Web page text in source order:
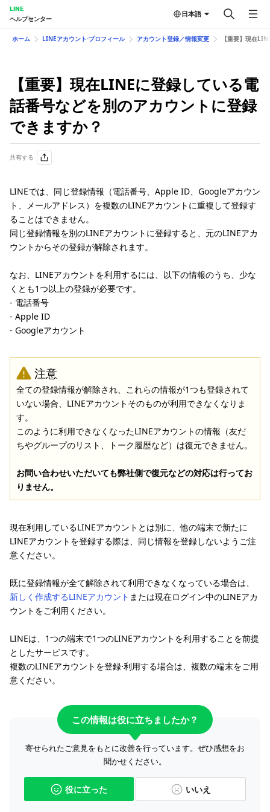
LINE
ヘルプセンター
日本語
ホーム LINEアカウント⋅プロフィール アカウント登録／情報変更 【重要】現在
【重要】現在LINEに登録している電
話番号などを別のアカウントに登録
できますか？
共有する
LINEでは、同じ登録情報（電話番号、Apple ID、Googleアカウン
ト、メールアドレス）を複数のLINEアカウントに重複して登録す
ることはできません。
同じ登録情報を別のLINEアカウントに登録すると、元のLINEアカ
ウントからその登録が解除されます。
なお、LINEアカウントを利用するには、以下の情報のうち、少な
くとも1つ以上の登録が必要です。
- 電話番号
- Apple ID
- Googleアカウント
注意
全ての登録情報が解除され、これらの情報が1つも登録されて
いない場合、LINEアカウントそのものが利用できなくなりま
す。
このように利用できなくなったLINEアカウントの情報（友だ
ちやグループのリスト、トーク履歴など）は復元できません。
お問い合わせいただいても弊社側で復元などの対応は行ってお
りません。
現在利用しているLINEアカウントとは別に、他の端末で新たに
LINEアカウントを登録する際は、同じ情報を登録しないようご注
意ください。
既に登録情報が全て解除されて利用できなくなっている場合は、
新しく作成するLINEアカウント または現在ログイン中のLINEアカ
ウントをご利用ください。
LINEは、1つの端末で1つのLINEアカウントを利用することを前提
としたサービスです。
複数のLINEアカウントを登録⋅利用する場合は、複数の端末をご用
意ください。
この情報は役に立ちましたか？
寄せられたご意見をもとに改善を行っています。ぜひ感想をお
聞かせください。
役に立った いいえ